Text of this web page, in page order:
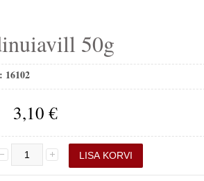
50g
16102
3,10 €